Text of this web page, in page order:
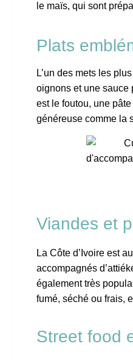
le maïs, qui sont
Plats
L’un des mets les
oignons et une sauce
est le foutou, une
généreuse comme la
Viandes et
La Côte d’Ivoire est
accompagnés
également très
fumé, séché ou frais,
Street food